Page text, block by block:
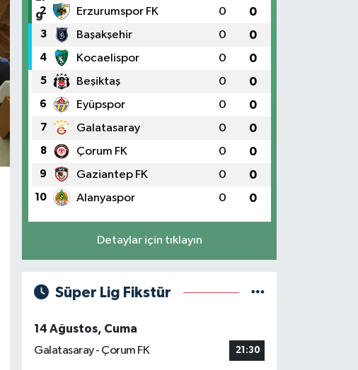
2 Erzurumspor FK 0 0
3 Başakşehir 0 0
4 Kocaelispor 0 0
5 Beşiktaş 0 0
6 Eyüpspor 0 0
7 Galatasaray 0 0
8 Çorum FK 0 0
9 Gaziantep FK 0 0
10 Alanyaspor 0 0
Detaylar için tıklayın
Süper Lig Fikstür
14 Ağustos, Cuma
Galatasaray - Çorum FK
21:30